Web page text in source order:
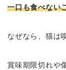
一口も食べない
なぜなら、猫は
賞味期限切れや